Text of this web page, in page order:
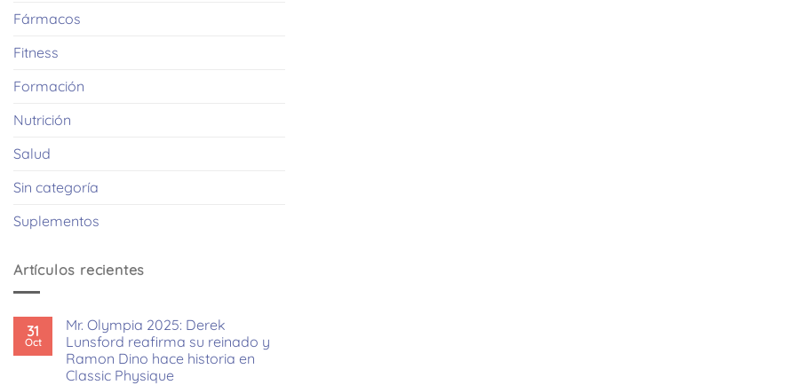
Fármacos
Fitness
Formación
Nutrición
Salud
Sin categoría
Suplementos
Artículos recientes
31
Oct
Mr. Olympia 2025: Derek
Lunsford reafirma su reinado y
Ramon Dino hace historia en
Classic Physique